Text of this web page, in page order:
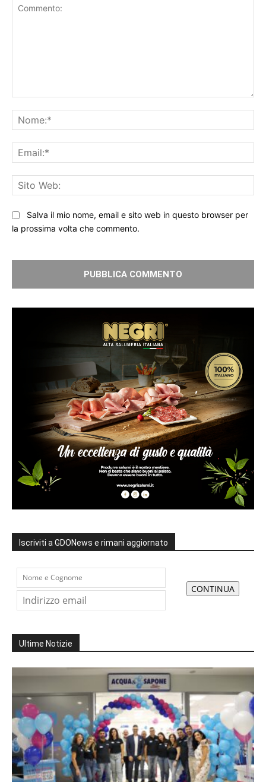
Salva il mio nome, email e sito web in questo browser per
la prossima volta che commento.
Iscriviti a GDONews e rimani aggiornato
Ultime Notizie